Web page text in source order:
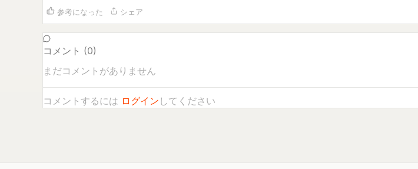
参考になった シェア
コメント (0)
まだコメントがありません
コメントするには ログイン してください